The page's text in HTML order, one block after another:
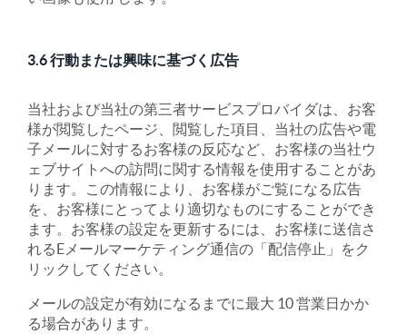
3.6 行動または興味に基づく広告
当社および当社の第三者サービスプロバイダは、お客
様が閲覧したページ、閲覧した項目、当社の広告や電
子メールに対するお客様の反応など、お客様の当社ウ
ェブサイトへの訪問に関する情報を使用することがあ
ります。この情報により、お客様がご覧になる広告
を、お客様にとってより適切なものにすることができ
ます。お客様の設定を更新するには、お客様に送信さ
れるEメールマーケティング通信の「配信停止」をク
リックしてください。
メールの設定が有効になるまでに最大 10 営業日かか
る場合があります。